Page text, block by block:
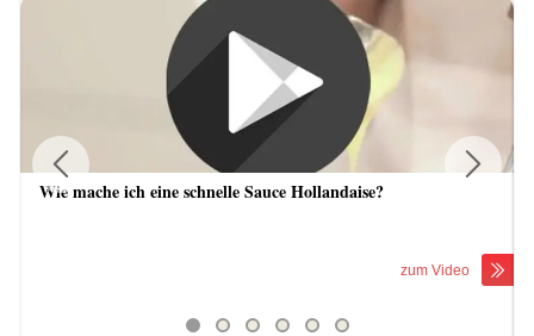
Wie mache ich eine schnelle Sauce Hollandaise?
zum Video
Previous